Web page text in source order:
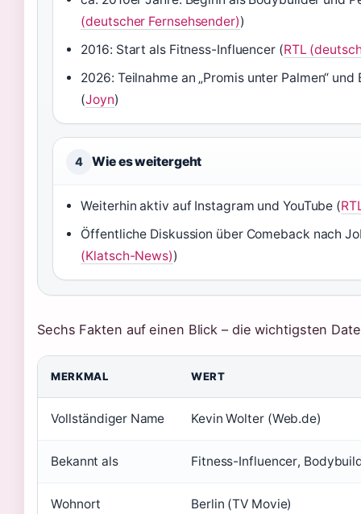
(deutscher Fernsehsender))
2016: Start als Fitness-Influencer (RTL
2026: Teilnahme an „Promis unter Palmen“
(Joyn)
4 Wie es weitergeht
Weiterhin aktiv auf Instagram und YouTube (
Öffentliche Diskussion über Comeback nach
(Klatsch-News))
Sechs Fakten auf einen Blick – die wichtigsten
MERKMAL WERT
Vollständiger Name Kevin Wolter (Web.de)
Bekannt als Fitness-Influencer,
Wohnort Berlin (TV Movie)